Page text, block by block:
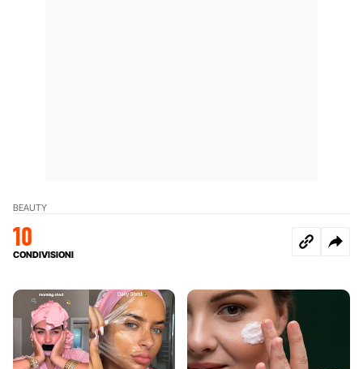
BEAUTY
10
CONDIVISIONI